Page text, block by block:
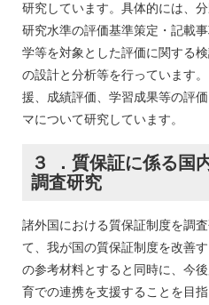
研究しています。具体的には、分
研究水準の評価基準策定・記載
学等を対象とした評価に関する
の設計と分析等を行っています
援、成績評価、学習成果等の評
マについて研究しています。
３ ．質保証に係る国
調査研究
諸外国における質保証制度を調
て、我が国の質保証制度を改善
の参考材料とすると同時に、今
育での連携を支援することを目指